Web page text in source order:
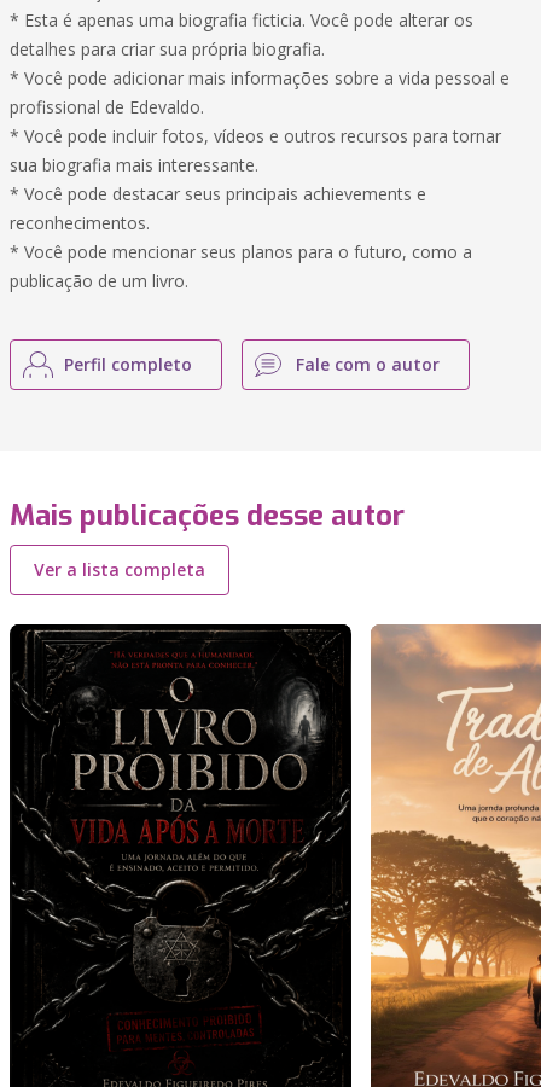
* Esta é apenas uma biografia ficticia. Você pode alterar os
detalhes para criar sua própria biografia.
* Você pode adicionar mais informações sobre a vida pessoal e
profissional de Edevaldo.
* Você pode incluir fotos, vídeos e outros recursos para tornar
sua biografia mais interessante.
* Você pode destacar seus principais achievements e
reconhecimentos.
* Você pode mencionar seus planos para o futuro, como a
publicação de um livro.
Perfil completo Fale com o autor
Mais publicações desse autor
Ver a lista completa